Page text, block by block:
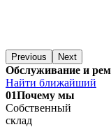
Previous Next
Обслуживание и
Найти ближайший
01Почему мы
Собственный
склад